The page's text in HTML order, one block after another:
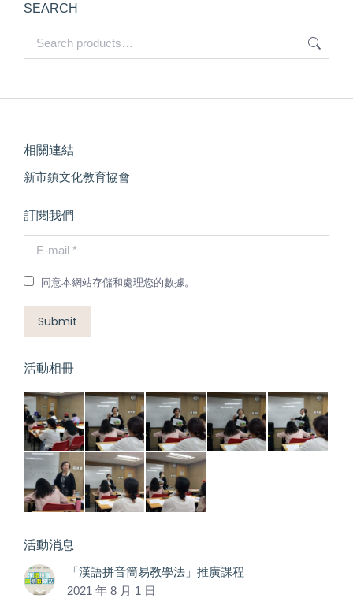
SEARCH
相關連結
新市鎮文化教育協會
訂閱我們
同意本網站存儲和處理您的數據。
Submit
活動相冊
活動消息
「漢語拼音簡易教學法」推廣課程
2021 年 8 月 1 日